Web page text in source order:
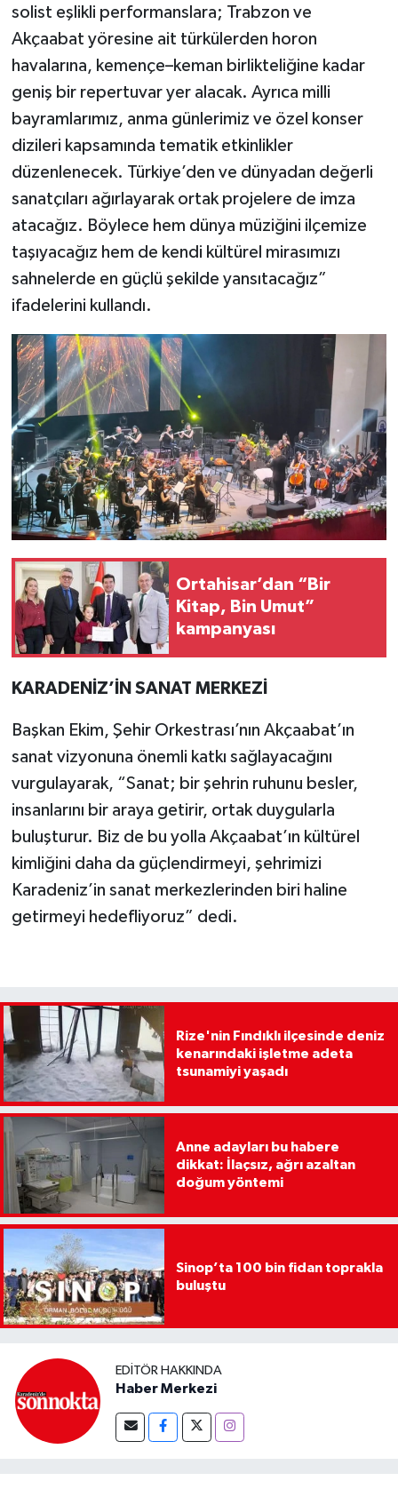
solist eşlikli performanslara; Trabzon ve
Akçaabat yöresine ait türkülerden horon
havalarına, kemençe–keman birlikteliğine kadar
geniş bir repertuvar yer alacak. Ayrıca milli
bayramlarımız, anma günlerimiz ve özel konser
dizileri kapsamında tematik etkinlikler
düzenlenecek. Türkiye’den ve dünyadan değerli
sanatçıları ağırlayarak ortak projelere de imza
atacağız. Böylece hem dünya müziğini ilçemize
taşıyacağız hem de kendi kültürel mirasımızı
sahnelerde en güçlü şekilde yansıtacağız”
ifadelerini kullandı.
Ortahisar’dan “Bir
Kitap, Bin Umut”
kampanyası
KARADENİZ’İN SANAT MERKEZİ
Başkan Ekim, Şehir Orkestrası’nın Akçaabat’ın
sanat vizyonuna önemli katkı sağlayacağını
vurgulayarak, “Sanat; bir şehrin ruhunu besler,
insanlarını bir araya getirir, ortak duygularla
buluşturur. Biz de bu yolla Akçaabat’ın kültürel
kimliğini daha da güçlendirmeyi, şehrimizi
Karadeniz’in sanat merkezlerinden biri haline
getirmeyi hedefliyoruz” dedi.
Rize'nin Fındıklı ilçesinde deniz
kenarındaki işletme adeta
tsunamiyi yaşadı
Anne adayları bu habere
dikkat: İlaçsız, ağrı azaltan
doğum yöntemi
Sinop’ta 100 bin fidan toprakla
buluştu
EDITÖR HAKKINDA
Haber Merkezi